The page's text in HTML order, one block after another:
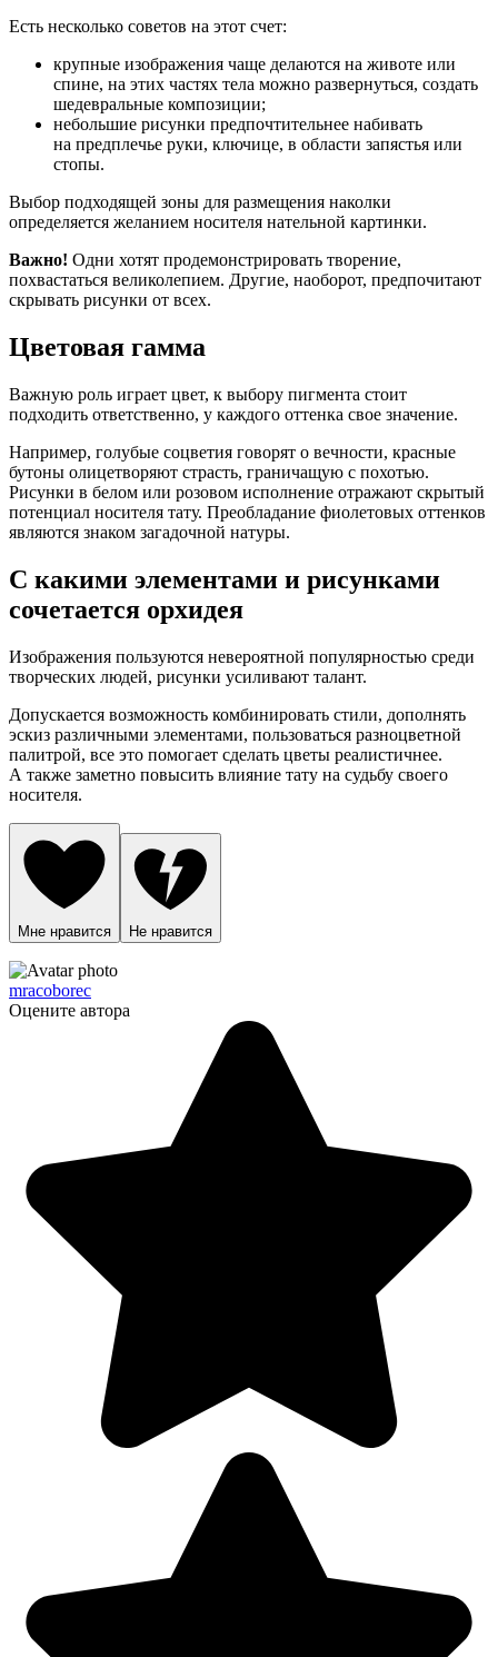
Есть несколько советов на этот счет:
крупные изображения чаще делаются на животе или
спине, на этих частях тела можно развернуться, создать
шедевральные композиции;
небольшие рисунки предпочтительнее набивать
на предплечье руки, ключице, в области запястья или
стопы.
Выбор подходящей зоны для размещения наколки
определяется желанием носителя нательной картинки.
Важно! Одни хотят продемонстрировать творение,
похвастаться великолепием. Другие, наоборот, предпочитают
скрывать рисунки от всех.
Цветовая гамма
Важную роль играет цвет, к выбору пигмента стоит
подходить ответственно, у каждого оттенка свое значение.
Например, голубые соцветия говорят о вечности, красные
бутоны олицетворяют страсть, граничащую с похотью.
Рисунки в белом или розовом исполнение отражают скрытый
потенциал носителя тату. Преобладание фиолетовых оттенков
являются знаком загадочной натуры.
С какими элементами и рисунками
сочетается орхидея
Изображения пользуются невероятной популярностью среди
творческих людей, рисунки усиливают талант.
Допускается возможность комбинировать стили, дополнять
эскиз различными элементами, пользоваться разноцветной
палитрой, все это помогает сделать цветы реалистичнее.
А также заметно повысить влияние тату на судьбу своего
носителя.
Мне нравится Не нравится
mracoborec
Оцените автора